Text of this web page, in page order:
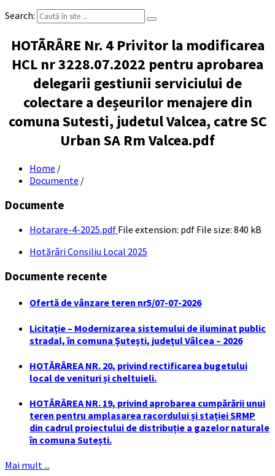
Search:
HOTÃRÂRE Nr. 4 Privitor la modificarea
HCL nr 3228.07.2022 pentru aprobarea
delegarii gestiunii serviciului de
colectare a deșeurilor menajere din
comuna Sutesti, judetul Valcea, catre SC
Urban SA Rm Valcea.pdf
Home /
Documente /
Documente
Hotarare-4-2025.pdf File extension: pdf File size: 840 kB
Hotărâri Consiliu Local 2025
Documente recente
Ofertă de vânzare teren nr5/07-07-2026
Licitaţie – Modernizarea sistemului de iluminat public
stradal, în comuna Şuteşti, judeţul Vâlcea – 2026
HOTĂRÂREA NR. 20, privind rectificarea bugetului
local de venituri și cheltuieli.
HOTĂRÂREA NR. 19, privind aprobarea cumpărării unui
teren pentru amplasarea racordului și stației SRMP
din cadrul proiectului de distribuție a gazelor naturale
în comuna Sutești.
Mai mult ...